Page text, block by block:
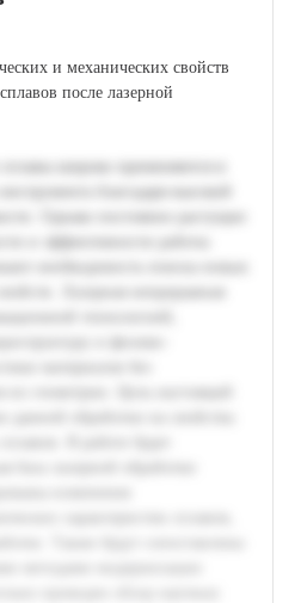
и механических свойств
после лазерной